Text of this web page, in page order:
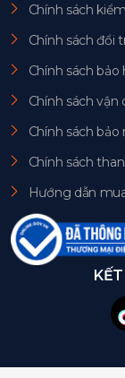
Chính sách
Chính sách đổi
Chính sách bảo
Chính sách vận
Chính sách bảo
Chính sách
Hướng dẫn